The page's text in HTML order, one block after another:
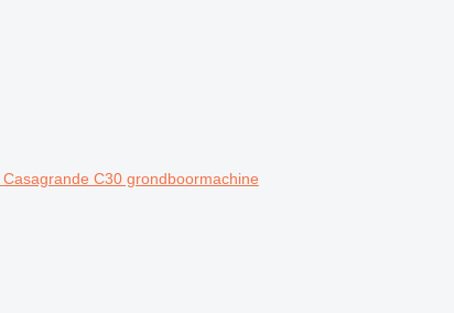
Casagrande C30 grondboormachine